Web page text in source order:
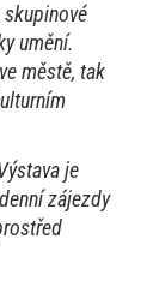
skupinové
umění.
městě, tak
je
zájezdy